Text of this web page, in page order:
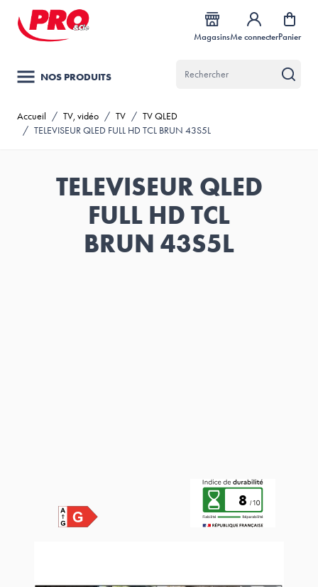
Allez au contenu
MagasinsMe connecterPanier
NOS PRODUITS
Accueil / TV, vidéo / TV / TV QLED
/ TELEVISEUR QLED FULL HD TCL BRUN 43S5L
TELEVISEUR QLED
FULL HD TCL
BRUN 43S5L
8